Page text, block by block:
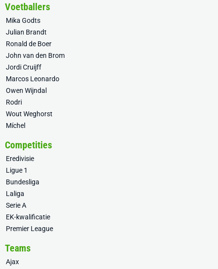
Voetballers
Mika Godts
Julian Brandt
Ronald de Boer
John van den Brom
Jordi Cruijff
Marcos Leonardo
Owen Wijndal
Rodri
Wout Weghorst
Míchel
Competities
Eredivisie
Ligue 1
Bundesliga
Laliga
Serie A
EK-kwalificatie
Premier League
Teams
Ajax